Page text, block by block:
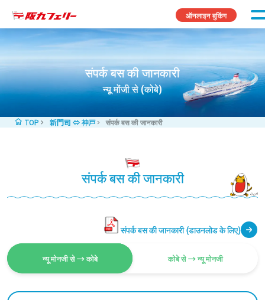
ऑनलाइन बुकिंग
संपर्क बस की जानकारी
न्यू मोंजी से (कोबे)
TOP 新門司 ⇔ 神戸 संपर्क बस की जानकारी
संपर्क बस की जानकारी
संपर्क बस की जानकारी (डाउनलोड के लिए)
न्यू मोनजी से → कोबे कोबे से → न्यू मोनजी